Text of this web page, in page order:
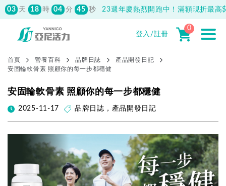
03 天 18 時 04 分 43 秒 23週年慶熱烈開跑中！滿額現折最高
登入/註冊
0
首頁 營養百科 品牌日誌
產品開發日記
安固輪軟骨素 照顧你的每一步都穩健
安固輪軟骨素 照顧你的每一步都穩健
2025-11-17 品牌日誌 ， 產品開發日記